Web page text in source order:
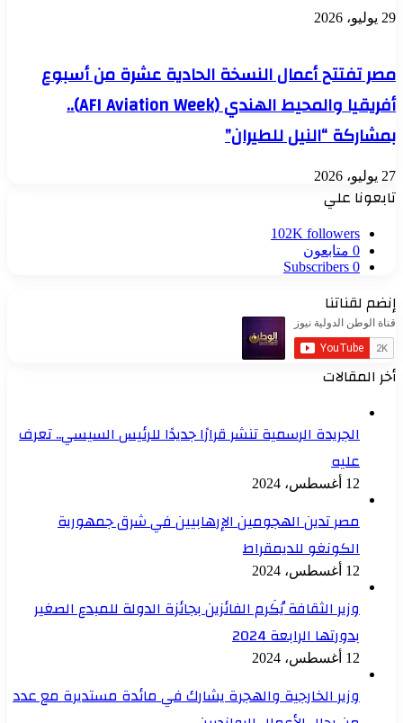
29 يوليو، 2026
مصر تفتتح أعمال النسخة الحادية عشرة من أسبوع
أفريقيا والمحيط الهندي (AFI Aviation Week)..
بمشاركة “النيل للطيران”
27 يوليو، 2026
تابعونا علي
102K followers
0 متابعون
0
Subscribers
إنضم لقناتنا
أخر المقالات
الجريدة الرسمية تنشر قرارًا جديدًا للرئيس السيسي.. تعرف
عليه
12 أغسطس، 2024
مصر تدين الهجومين الإرهابيين في شرق جمهورية
الكونغو للديمقراط
12 أغسطس، 2024
وزير الثقافة يُكَرم الفائزين بجائزة الدولة للمبدع الصغير
بدورتها الرابعة 2024
12 أغسطس، 2024
وزير الخارجية والهجرة يشارك في مائدة مستديرة مع عدد